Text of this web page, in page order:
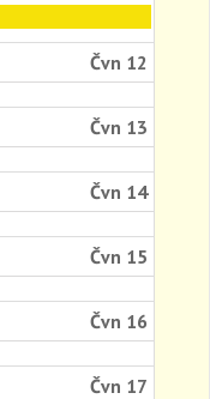
Čvn 12
Čvn 13
Čvn 14
Čvn 15
Čvn 16
Čvn 17